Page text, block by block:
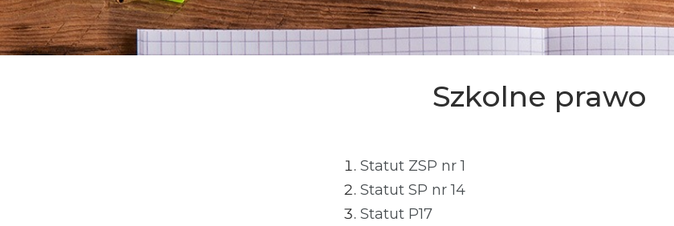
Szkolne prawo
Statut ZSP nr 1
Statut SP nr 14
Statut P17